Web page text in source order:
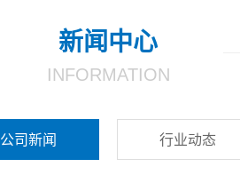
新闻中心
INFORMATION
公司新闻 行业动态